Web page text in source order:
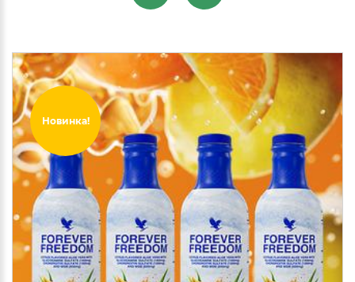
Новинка!